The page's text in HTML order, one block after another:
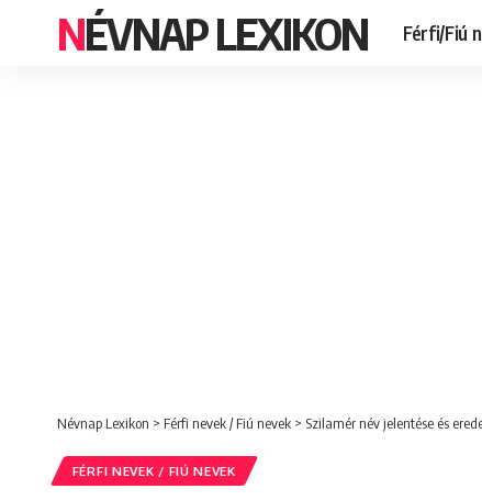
NÉVNAP LEXIKON Férfi/Fiú
Névnap Lexikon > Férfi nevek / Fiú nevek > Szilamér név jelentése és
FÉRFI NEVEK / FIÚ NEVEK